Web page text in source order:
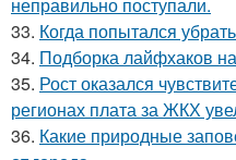
33. Когда попытался
34. Подборка лайфхаков
35. Рост оказался
регионах плата за ЖКХ
36. Какие природные